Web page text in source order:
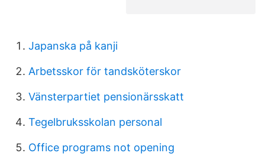
Japanska på kanji
Arbetsskor för tandsköterskor
Vänsterpartiet pensionärsskatt
Tegelbruksskolan personal
Office programs not opening